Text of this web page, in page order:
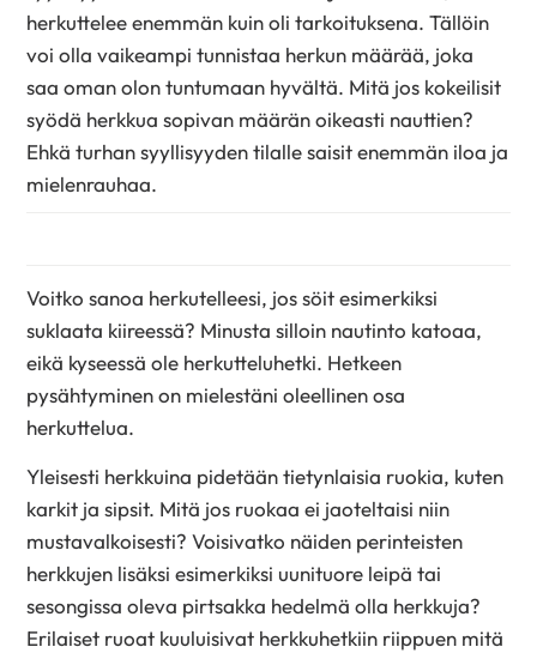
herkuttelee enemmän kuin oli tarkoituksena. Tällöin
voi olla vaikeampi tunnistaa herkun määrää, joka
saa oman olon tuntumaan hyvältä. Mitä jos kokeilisit
syödä herkkua sopivan määrän oikeasti nauttien?
Ehkä turhan syyllisyyden tilalle saisit enemmän iloa ja
mielenrauhaa.
Voitko sanoa herkutelleesi, jos söit esimerkiksi
suklaata kiireessä? Minusta silloin nautinto katoaa,
eikä kyseessä ole herkutteluhetki. Hetkeen
pysähtyminen on mielestäni oleellinen osa
herkuttelua.
Yleisesti herkkuina pidetään tietynlaisia ruokia, kuten
karkit ja sipsit. Mitä jos ruokaa ei jaoteltaisi niin
mustavalkoisesti? Voisivatko näiden perinteisten
herkkujen lisäksi esimerkiksi uunituore leipä tai
sesongissa oleva pirtsakka hedelmä olla herkkuja?
Erilaiset ruoat kuuluisivat herkkuhetkiin riippuen mitä